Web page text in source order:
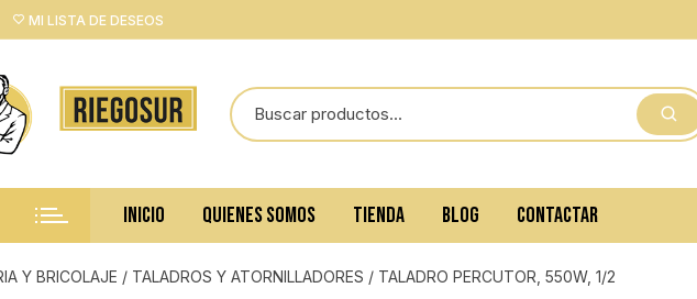
MI LISTA DE DESEOS
INICIO QUIENES SOMOS TIENDA BLOG CONTACTAR
Y BRICOLAJE / TALADROS Y ATORNILLADORES / TALADRO PERCUTOR, 550W, 1/2